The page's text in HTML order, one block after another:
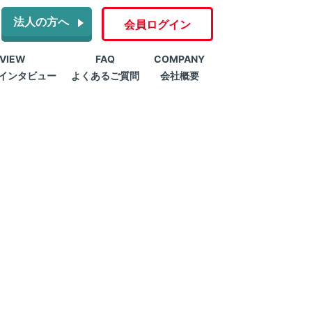
法人の方へ 会員ログイン
ンタビュー
FAQ
よくあるご質問
COMPANY
会社概要